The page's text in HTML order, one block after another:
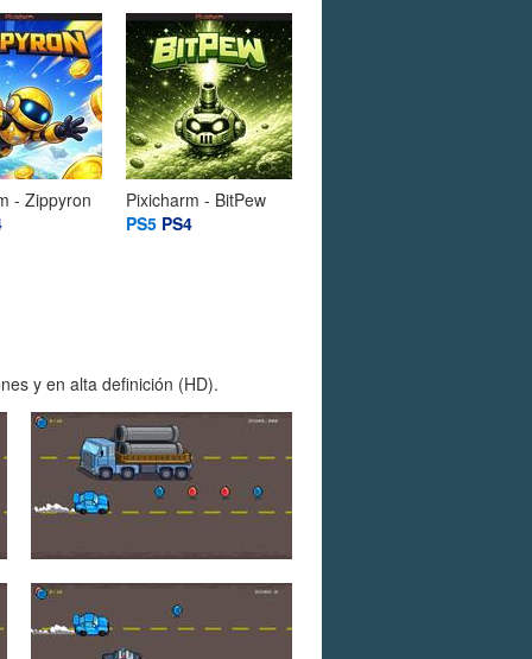
- Zippyron
Pixicharm - BitPew
PS5 PS4
y en alta definición (HD).